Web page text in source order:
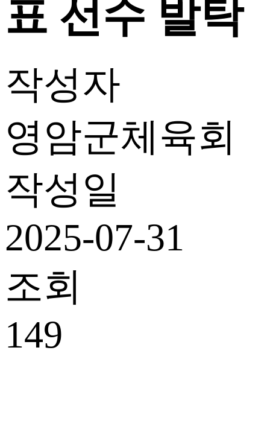
표 선수 발탁
작성자
영암군체육회
작성일
2025-07-31
조회
149